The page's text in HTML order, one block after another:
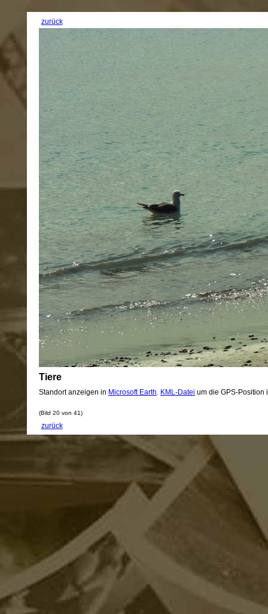
zurück
Tiere
Standort anzeigen in Microsoft Earth KML-Datei um die GPS-Position
(Bild 20 von 41)
zurück